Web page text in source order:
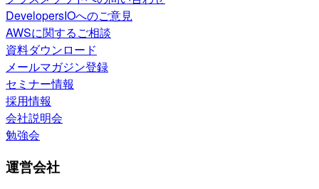
DevelopersIOへのご意見
AWSに関するご相談
資料ダウンロード
メールマガジン登録
セミナー情報
採用情報
会社説明会
勉強会
運営会社